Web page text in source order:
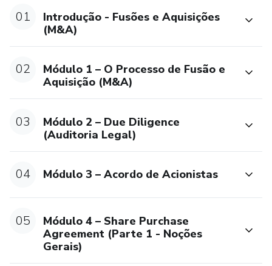
01
Introdução - Fusões e Aquisições
(M&A)
02
Módulo 1 – O Processo de Fusão e
Aquisição (M&A)
03
Módulo 2 – Due Diligence
(Auditoria Legal)
04 Módulo 3 – Acordo de Acionistas
05
Módulo 4 – Share Purchase
Agreement (Parte 1 - Noções
Gerais)